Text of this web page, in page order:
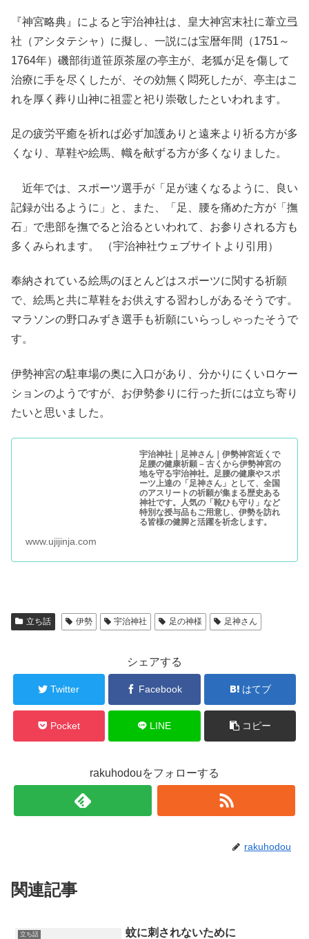
『神宮略典』によると宇治神社は、皇大神宮末社に葦立弖
社（アシタテシャ）に擬し、一説には宝暦年間（1751 ～
1764年）磯部街道笹原茶屋の亭主が、老狐が足を傷して
治療に手を尽くしたが、その効無く悶死したが、亭主はこ
れを厚く葬り山神に祖霊と祀り崇敬したといわれます。
足の疲労平癒を祈れば必ず加護ありと遠来より祈る方が多
くなり、草鞋や絵馬、幟を献ずる方が多くなりました。
近年では、スポーツ選手が「足が速くなるように、良い
記録が出るように」と、また、「足、腰を痛めた方が「撫
石」で患部を撫でると治るといわれて、お参りされる方も
多くみられます。 （宇治神社ウェブサイトより引用）
奉納されている絵馬のほとんどはスポーツに関する祈願
で、絵馬と共に草鞋をお供えする習わしがあるそうです。
マラソンの野口みずき選手も祈願にいらっしゃったそうで
す。
伊勢神宮の駐車場の奥に入口があり、分かりにくいロケー
ションのようですが、お伊勢参りに行った折には立ち寄り
たいと思いました。
宇治神社｜足神さん｜伊勢神宮近くで
足腰の健康祈願 – 古くから伊勢神宮の
地を守る宇治神社。足腰の健康やスポ
ーツ上達の「足神さん」として、全国
のアスリートの祈願が集まる歴史ある
神社です。人気の「靴ひも守り」など
特別な授与品もご用意し、伊勢を訪れ
る皆様の健脚と活躍を祈念します。
www.ujijinja.com
立ち話 伊勢 宇治神社 足の神様 足神さん
シェアする
Twitter Facebook はてブ
Pocket LINE コピー
rakuhodouをフォローする
rakuhodou
関連記事
立ち話 蚊に刺されないために